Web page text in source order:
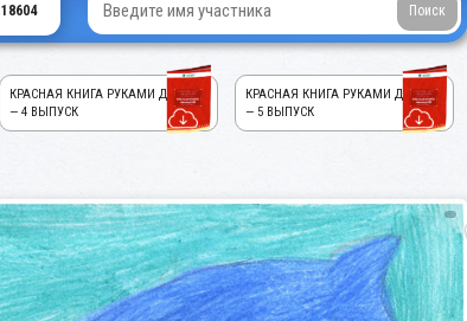
18604
КРАСНАЯ КНИГА РУКАМИ ДЕТЕЙ!
— 4 ВЫПУСК
КРАСНАЯ КНИГА РУКАМИ ДЕТЕЙ!
— 5 ВЫПУСК